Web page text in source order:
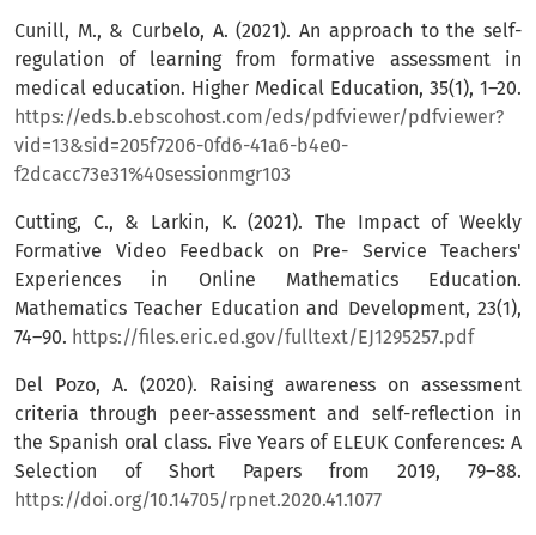
Cunill, M., & Curbelo, A. (2021). An approach to the self-
regulation of learning from formative assessment in
medical education. Higher Medical Education, 35(1), 1–20.
https://eds.b.ebscohost.com/eds/pdfviewer/pdfviewer?
vid=13&sid=205f7206-0fd6-41a6-b4e0-
f2dcacc73e31%40sessionmgr103
Cutting, C., & Larkin, K. (2021). The Impact of Weekly
Formative Video Feedback on Pre- Service Teachers'
Experiences in Online Mathematics Education.
Mathematics Teacher Education and Development, 23(1),
74–90. https://files.eric.ed.gov/fulltext/EJ1295257.pdf
Del Pozo, A. (2020). Raising awareness on assessment
criteria through peer-assessment and self-reflection in
the Spanish oral class. Five Years of ELEUK Conferences: A
Selection of Short Papers from 2019, 79–88.
https://doi.org/10.14705/rpnet.2020.41.1077